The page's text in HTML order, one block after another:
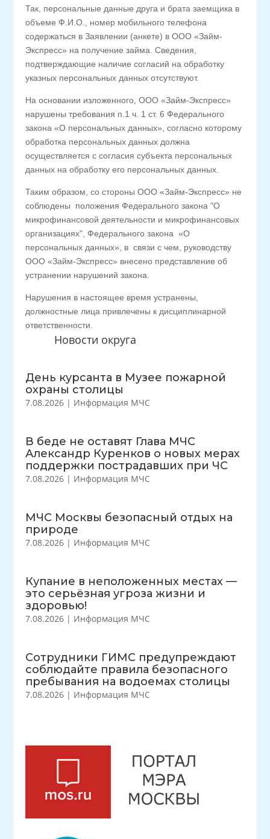
Новости округа
День курсанта в Музее пожарной
охраны столицы
7.08.2026 | Информация МЧС
В беде не оставят Глава МЧС
Александр Куренков о новых мерах
поддержки пострадавших при ЧС
7.08.2026 | Информация МЧС
МЧС Москвы безопасный отдых на
природе
7.08.2026 | Информация МЧС
Купание в неположенных местах —
это серьёзная угроза жизни и
здоровью!
7.08.2026 | Информация МЧС
Сотрудники ГИМС предупреждают
соблюдайте правила безопасного
пребывания на водоемах столицы
7.08.2026 | Информация МЧС
Так, персональные данные друга и брата заемщика в
объеме Ф.И.О., номер мобильного телефона
содержаться в Заявлении (анкете) в ООО «Займ-
Экспресс» на получение займа. Сведения,
подтверждающие наличие согласий на обработку
указных персональных данных отсутствуют.
На основании изложенного, ООО «Займ-Экспресс»
нарушены требования п.1 ч. 1 ст. 6 Федерального
закона «О персональных данных», согласно которому
обработка персональных данных должна
осуществляется с согласия субъекта персональных
данных на обработку его персональных данных.
Таким образом, со стороны ООО «Займ-Экспресс» не
соблюдены положения Федерального закона "О
микрофинансовой деятельности и микрофинансовых
организациях", Федерального закона «О
персональных данных», в связи с чем, руководству
ООО «Займ-Экспресс» внесено представление об
устранении нарушений закона.
Нарушения в настоящее время устранены,
должностные лица привлечены к дисциплинарной
ответственности.